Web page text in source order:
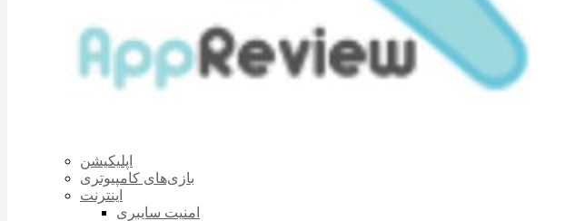
اپلیکیشن
بازی‌های کامپیوتری
اینترنت
امنیت سایبری